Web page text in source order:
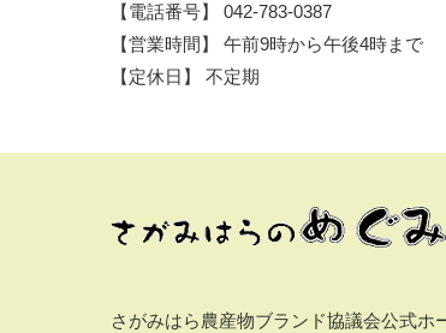
【電話番号】 042-783-0387
【営業時間】 午前9時から午後4時まで
【定休日】 不定期
さがみはら農産物ブランド協議会公式ホ